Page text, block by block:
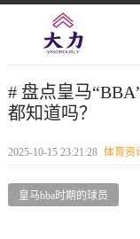
# 盘点皇马
都知道吗？
2025-10-15 23:21:28 体育资
皇马bba时期的球员